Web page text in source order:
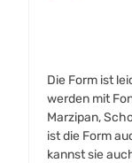
Die Form ist
werden mit
Marzipan,
ist die Form
kannst sie